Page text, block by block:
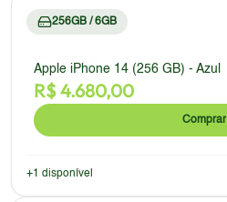
256GB / 6GB
Apple iPhone 14 (256 GB) - Azul
R$4.680,00
Comprar
+1 disponível